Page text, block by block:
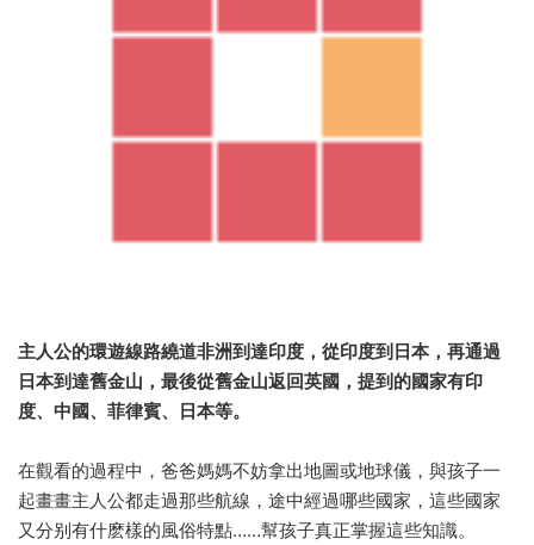
主人公的環遊線路繞道非洲到達印度，從印度到日本，再通過
日本到達舊金山，最後從舊金山返回英國，提到的國家有印
度、中國、菲律賓、日本等。
在觀看的過程中，爸爸媽媽不妨拿出地圖或地球儀，與孩子一
起畫畫主人公都走過那些航線，途中經過哪些國家，這些國家
又分别有什麽樣的風俗特點……幫孩子真正掌握這些知識。